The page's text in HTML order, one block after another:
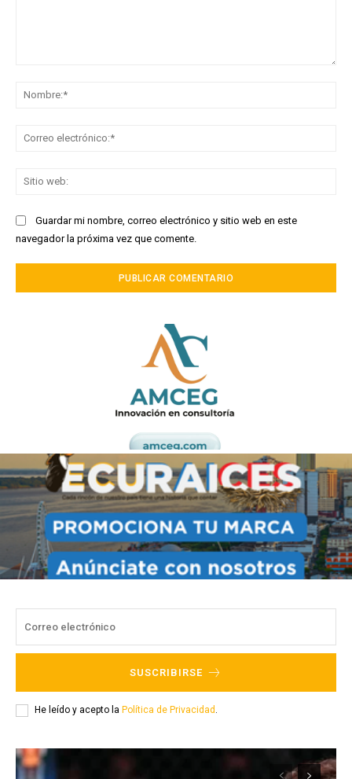
Guardar mi nombre, correo electrónico y sitio web en este
navegador la próxima vez que comente.
SUSCRIBIRSE
He leído y acepto la Política de Privacidad .